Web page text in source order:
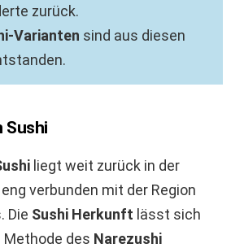
zurück.
Varianten sind aus diesen
Sushi
liegt weit zurück in der
verbunden mit der Region
Die Sushi Herkunft lässt sich
des Narezushi